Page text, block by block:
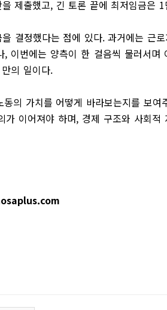
제출했고, 긴 토론 끝에 최저임금은
결정했다는 점에 있다. 과거에는 근
이번에는 양측이 한 걸음씩 물러서며
의 일이다.
의 가치를 어떻게 바라보는지를 보여
이어져야 하며, 경제 구조와 사회적